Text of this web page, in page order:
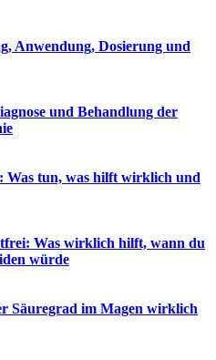
Anwendung, Dosierung und
und Behandlung der
Was tun, was hilft wirklich und
Was wirklich hilft, wann du
würde
Säuregrad im Magen wirklich